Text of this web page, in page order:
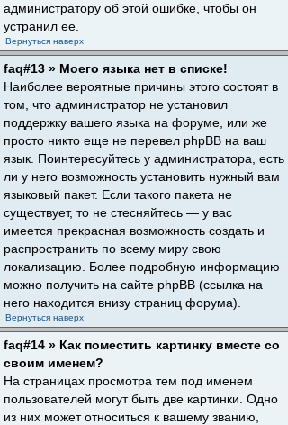
администратору об этой ошибке, чтобы он
устранил ее.
Вернуться наверх
faq#13 » Моего языка нет в списке!
Наиболее вероятные причины этого состоят в
том, что администратор не установил
поддержку вашего языка на форуме, или же
просто никто еще не перевел phpBB на ваш
язык. Поинтересуйтесь у администратора, есть
ли у него возможность установить нужный вам
языковый пакет. Если такого пакета не
существует, то не стесняйтесь — у вас
имеется прекрасная возможность создать и
распространить по всему миру свою
локализацию. Более подробную информацию
можно получить на сайте phpBB (ссылка на
него находится внизу страниц форума).
Вернуться наверх
faq#14 » Как поместить картинку вместе со
своим именем?
На страницах просмотра тем под именем
пользователей могут быть две картинки. Одно
из них может относиться к вашему званию,